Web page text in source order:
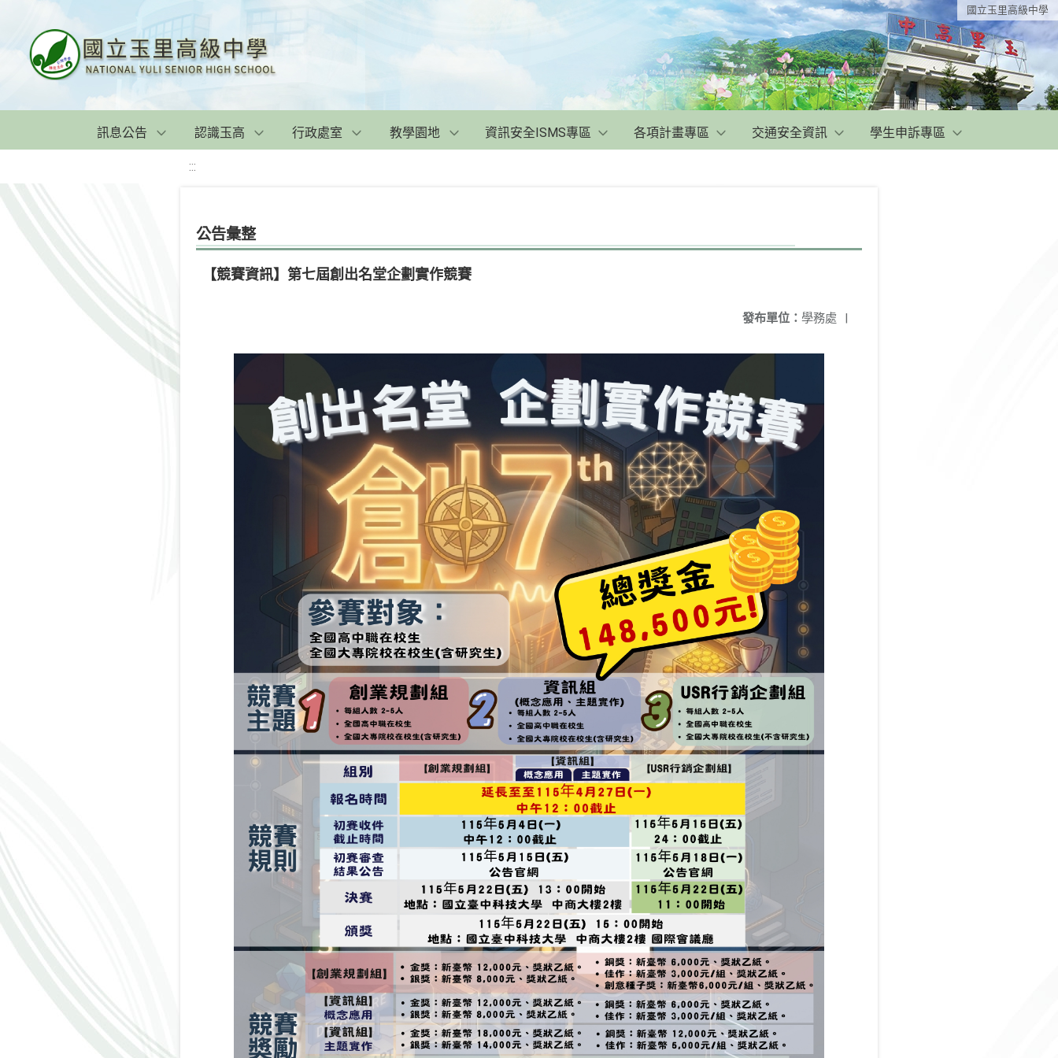
國立玉里高級中學
訊息公告 認識玉高 行政處室 教學園地 資訊安全ISMS專區 各項計畫專區 交通安全資訊 學生申訴專區
:::
公告彙整
【競賽資訊】第七屆創出名堂企劃實作競賽
發布單位： 學務處 |